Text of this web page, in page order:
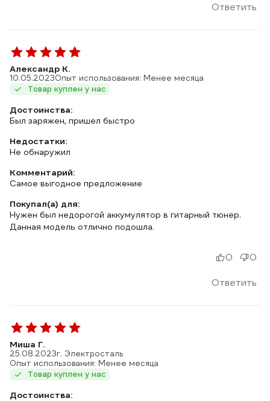
Ответить
Александр К.
10.05.2023Опыт использования: Менее месяца
Товар куплен у нас
Достоинства:
Был заряжен, пришел быстро
Недостатки:
Не обнаружил
Комментарий:
Самое выгодное предложение
Покупал(а) для:
Нужен был недорогой аккумулятор в гитарный тюнер.
Данная модель отлично подошла.
Ответить
0 0
Миша Г.
25.08.2023г. Электросталь
Опыт использования: Менее месяца
Товар куплен у нас
Достоинства: